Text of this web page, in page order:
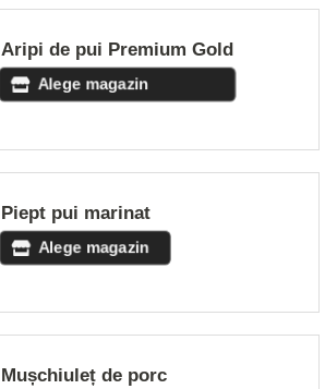
Aripi de pui Premium Gold
Alege magazin
Piept pui marinat
Alege magazin
Mușchiuleț de porc